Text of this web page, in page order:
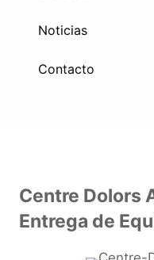
Noticias
Contacto
Centre Dolors
Entrega de